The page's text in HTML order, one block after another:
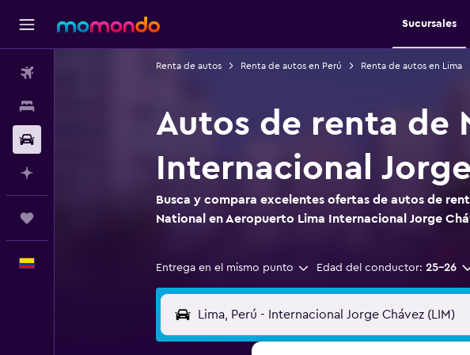
Sucursales
Renta de autos Renta de autos en Perú Renta de autos en Lima
Autos de renta de
Internacional
Busca y compara excelentes ofertas de autos de
National en Aeropuerto Lima Internacional Jorge
Entrega en el mismo punto Edad del conductor: 25-26